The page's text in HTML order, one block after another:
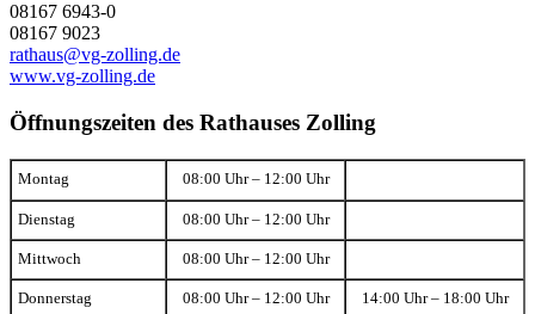
08167 6943-0
08167 9023
rathaus@vg-zolling.de
www.vg-zolling.de
Öffnungszeiten des Rathauses Zolling
Montag 08:00 Uhr – 12:00 Uhr
Dienstag 08:00 Uhr – 12:00 Uhr
Mittwoch 08:00 Uhr – 12:00 Uhr
Donnerstag 08:00 Uhr – 12:00 Uhr 14:00 Uhr – 18:00 Uhr